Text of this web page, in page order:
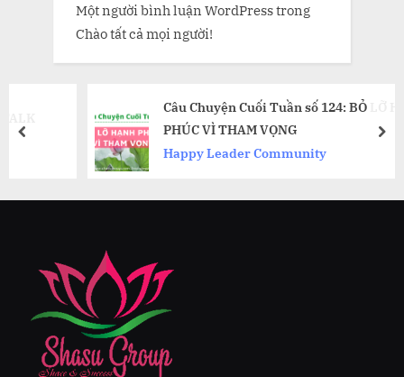
Một người bình luận WordPresstrong
Chào tất cả mọi người!
Câu Chuyện Cuối Tuần số 124: BỎ LỠ HẠNH
PHÚC VÌ THAM VỌNG
Happy Leader Community
prev